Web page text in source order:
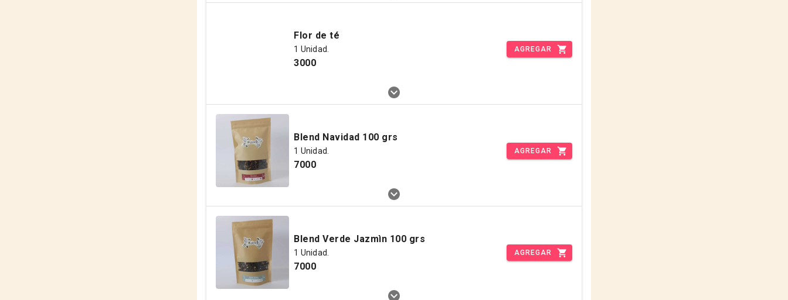
Flor de té
1 Unidad.
3000
AGREGAR
Blend Navidad 100 grs
1 Unidad.
7000
AGREGAR
Blend Verde Jazmìn 100 grs
1 Unidad.
7000
AGREGAR